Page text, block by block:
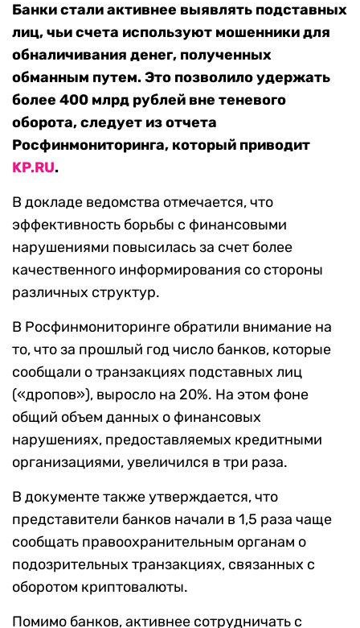
Банки стали активнее выявлять подставных
лиц, чьи счета используют мошенники для
обналичивания денег, полученных
обманным путем. Это позволило удержать
более 400 млрд рублей вне теневого
оборота, следует из отчета
Росфинмониторинга, который приводит
KP.RU.
В докладе ведомства отмечается, что
эффективность борьбы с финансовыми
нарушениями повысилась за счет более
качественного информирования со стороны
различных структур.
В Росфинмониторинге обратили внимание на
то, что за прошлый год число банков, которые
сообщали о транзакциях подставных лиц
(«дропов»), выросло на 20%. На этом фоне
общий объем данных о финансовых
нарушениях, предоставляемых кредитными
организациями, увеличился в три раза.
В документе также утверждается, что
представители банков начали в 1,5 раза чаще
сообщать правоохранительным органам о
подозрительных транзакциях, связанных с
оборотом криптовалюты.
Помимо банков, активнее сотрудничать с